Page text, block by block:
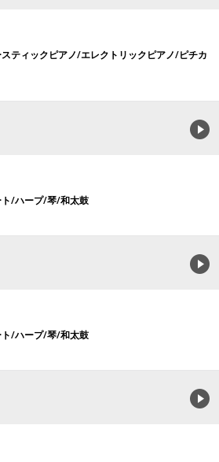
ティックピアノ/エレクトリックピアノ/ピチカ
/ハープ/琴/和太鼓
/ハープ/琴/和太鼓